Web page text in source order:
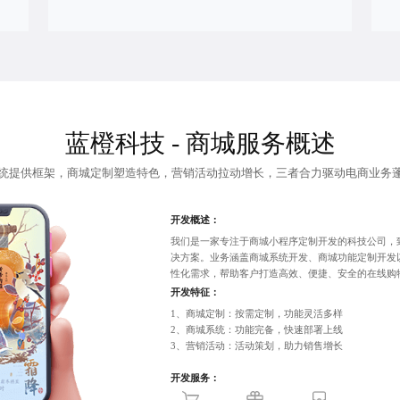
蓝橙科技 - 商城服务概述
提供框架，商城定制塑造特色，营销活动拉动增长，三者合力驱动电商业务
开发概述：
我们是一家专注于商城小程序定制开发的科技公司
决方案。业务涵盖商城系统开发、商城功能定制开
性化需求，帮助客户打造高效、便捷、安全的在线购
开发特征：
1、商城定制：按需定制，功能灵活多样
2、商城系统：功能完备，快速部署上线
3、营销活动：活动策划，助力销售增长
开发服务：